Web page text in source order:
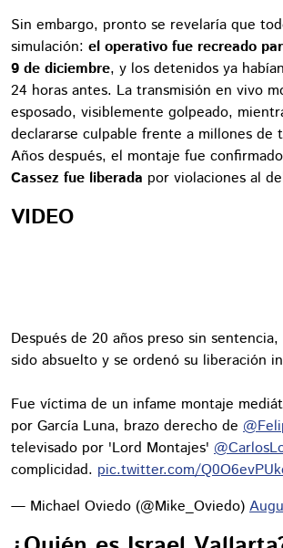
Sin embargo, pronto se revelaría que
simulación: el operativo fue recreado
9 de diciembre, y los detenidos ya
24 horas antes. La transmisión en vivo
esposado, visiblemente golpeado,
declararse culpable frente a millones de
Años después, el montaje fue
Cassez fue liberada por violaciones al
VIDEO
Después de 20 años preso sin
sido absuelto y se ordenó su liberación
Fue víctima de un infame montaje
por García Luna, brazo derecho de
televisado por 'Lord Montajes'
complicidad. pic.twitter.com/
— Michael Oviedo (@Mike_Oviedo)